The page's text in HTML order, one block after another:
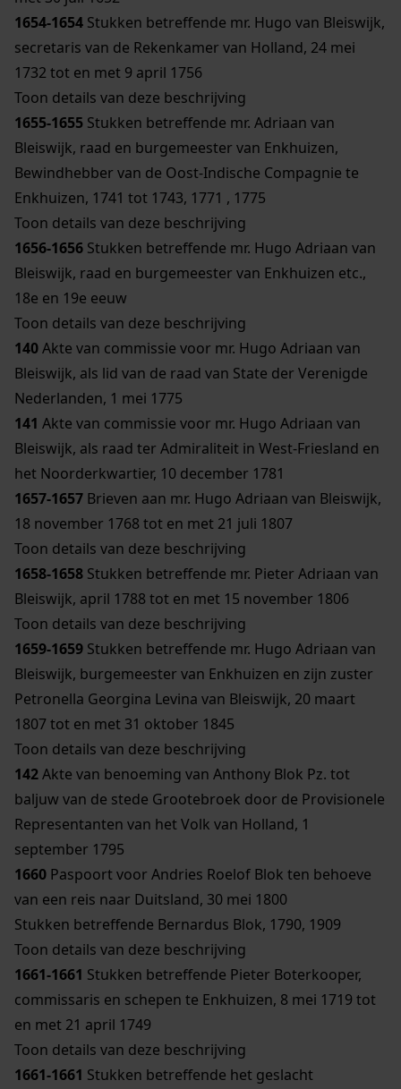
1654-1654 Stukken betreffende mr. Hugo van Bleiswijk,
secretaris van de Rekenkamer van Holland, 24 mei
1732 tot en met 9 april 1756
Toon details van deze beschrijving
1655-1655 Stukken betreffende mr. Adriaan van
Bleiswijk, raad en burgemeester van Enkhuizen,
Bewindhebber van de Oost-Indische Compagnie te
Enkhuizen, 1741 tot 1743, 1771 , 1775
Toon details van deze beschrijving
1656-1656 Stukken betreffende mr. Hugo Adriaan van
Bleiswijk, raad en burgemeester van Enkhuizen etc.,
18e en 19e eeuw
Toon details van deze beschrijving
140Akte van commissie voor mr. Hugo Adriaan van
Bleiswijk, als lid van de raad van State der Verenigde
Nederlanden, 1 mei 1775
141 Akte van commissie voor mr. Hugo Adriaan van
Bleiswijk, als raad ter Admiraliteit in West-Friesland en
het Noorderkwartier, 10 december 1781
1657-1657 Brieven aan mr. Hugo Adriaan van Bleiswijk,
18 november 1768 tot en met 21 juli 1807
Toon details van deze beschrijving
1658-1658 Stukken betreffende mr. Pieter Adriaan van
Bleiswijk, april 1788 tot en met 15 november 1806
Toon details van deze beschrijving
1659-1659 Stukken betreffende mr. Hugo Adriaan van
Bleiswijk, burgemeester van Enkhuizen en zijn zuster
Petronella Georgina Levina van Bleiswijk, 20 maart
1807 tot en met 31 oktober 1845
Toon details van deze beschrijving
142Akte van benoeming van Anthony Blok Pz. tot
baljuw van de stede Grootebroek door de Provisionele
Representanten van het Volk van Holland, 1
september 1795
1660 Paspoort voor Andries Roelof Blok ten behoeve
van een reis naar Duitsland, 30 mei 1800
Stukken betreffende Bernardus Blok, 1790, 1909
Toon details van deze beschrijving
1661-1661 Stukken betreffende Pieter Boterkooper,
commissaris en schepen te Enkhuizen, 8 mei 1719 tot
en met 21 april 1749
Toon details van deze beschrijving
1661-1661 Stukken betreffende het geslacht